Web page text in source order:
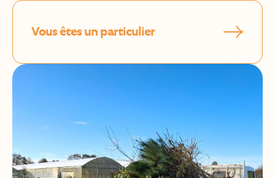
Vous êtes un particulier